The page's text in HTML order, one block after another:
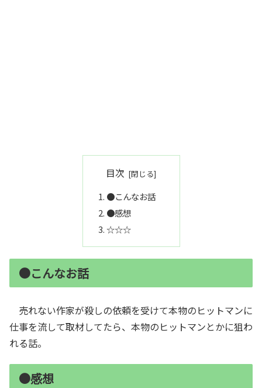
目次
●こんなお話
●感想
☆☆☆
●こんなお話
売れない作家が殺しの依頼を受けて本物のヒットマンに
仕事を流して取材してたら、本物のヒットマンとかに狙わ
れる話。
●感想